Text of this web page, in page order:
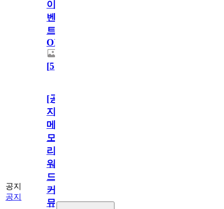
이
벤
트
OPEN!
[5]
공지
공지
[공
지]
메
모
리
워
드
커
뮤